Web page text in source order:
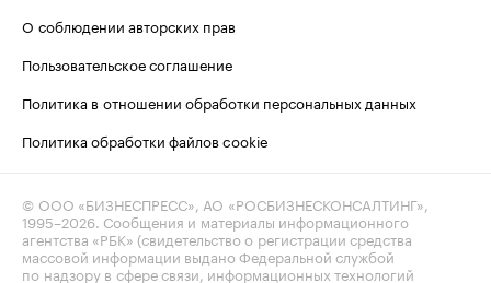
О соблюдении авторских прав
Пользовательское соглашение
Политика в отношении обработки персональных данных
Политика обработки файлов cookie
© ООО «БИЗНЕСПРЕСС», АО «РОСБИЗНЕСКОНСАЛТИНГ»,
1995–2026. Сообщения и материалы информационного
агентства «РБК» (свидетельство о регистрации средства
массовой информации выдано Федеральной службой
по надзору в сфере связи, информационных технологий